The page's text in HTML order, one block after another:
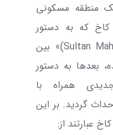
منطقه مسکونی
کاخ که به دستور
Sultan)» بین
تا 1865 بنا شده، بعدها به دستور
همراه با
گردید. بر این
عبارتند از: